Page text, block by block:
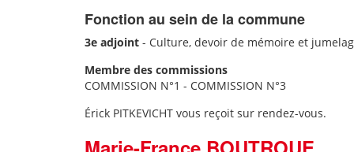
Fonction au sein de la commune
3e adjoint - Culture, devoir de mémoire et
Membre des commissions
COMMISSION N°1 - COMMISSION N°3
Érick PITKEVICHT vous reçoit sur rendez-vous.